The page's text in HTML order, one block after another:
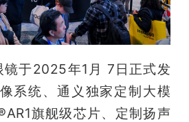
镜于2025年1月 7日正式发
系统、通义独家定制大模
旗舰级芯片、定制扬声